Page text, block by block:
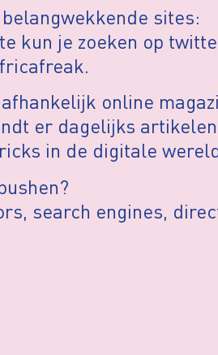
sites:
kun je zoeken op
online
er dagelijks
in de digitale
search engines,